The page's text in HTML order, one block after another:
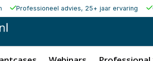
Professioneel advies, 25+ jaar ervaring